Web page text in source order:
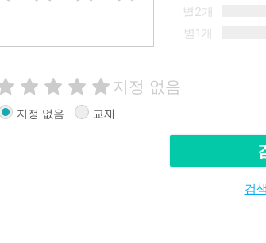
별2개
별1개
지정 없음
지정 없음 교재
검